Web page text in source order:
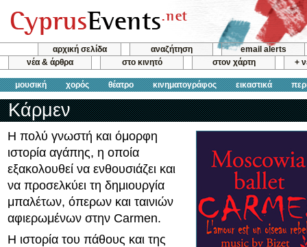
αρχική σελίδα αναζήτηση
email alerts
νέα & άρθρα
στο κινητό στον χάρτη +
μουσική χορός θέατρο κινηματογράφος εικαστικά
Κάρμεν
Η πολύ γνωστή και όμορφη
ιστορία αγάπης, η οποία
εξακολουθεί να ενθουσιάζει και
να προσελκύει τη δημιουργία
μπαλέτων, όπερων και ταινιών
αφιερωμένων στην Carmen.
Η ιστορία του πάθους και της